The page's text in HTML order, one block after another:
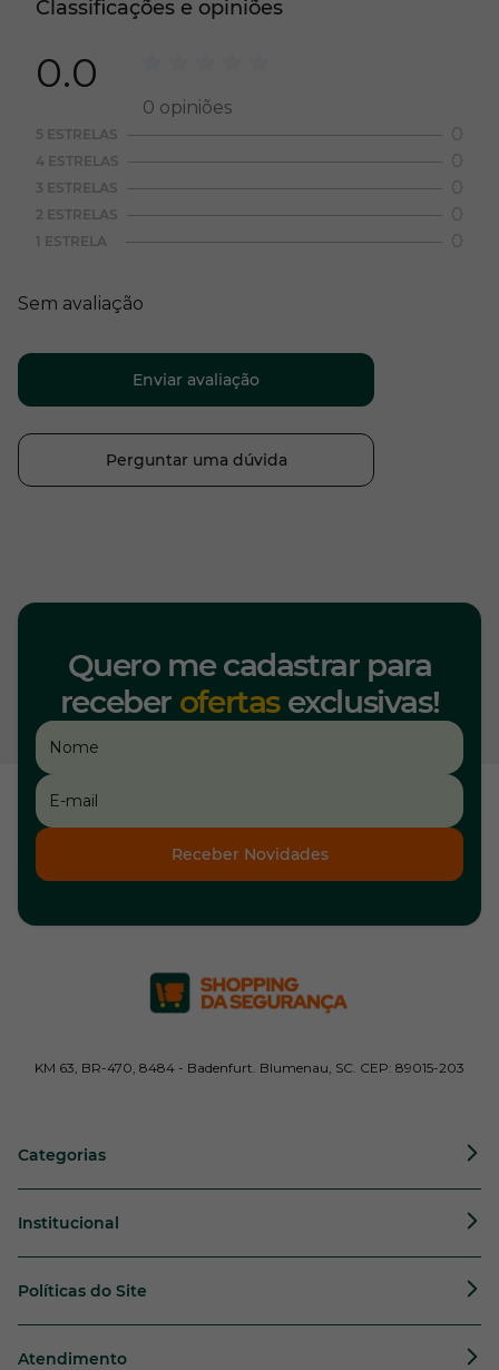
Classificações e opiniões
0.0
0 opiniões
5 ESTRELAS 0
4 ESTRELAS 0
3 ESTRELAS 0
2 ESTRELAS 0
1 ESTRELA 0
Sem avaliação
Enviar avaliação
Perguntar uma dúvida
Quero me cadastrar para
receber ofertasexclusivas!
Receber Novidades
KM 63, BR-470, 8484 - Badenfurt. Blumenau, SC. CEP: 89015-203
Categorias
Institucional
Políticas do Site
Atendimento